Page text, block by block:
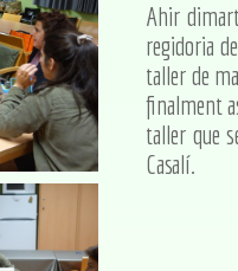
Ahir
regidoria
taller de
finalment
taller que
Casalí.